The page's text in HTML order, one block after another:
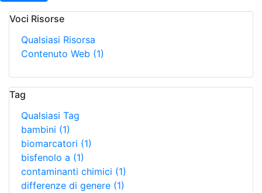
Voci Risorse
Qualsiasi Risorsa
Contenuto Web (1)
Tag
Qualsiasi Tag
bambini (1)
biomarcatori (1)
bisfenolo a (1)
contaminanti chimici (1)
differenze di genere (1)